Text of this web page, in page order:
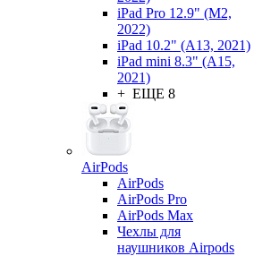
iPad Pro 12.9" (M2,
2022)
iPad 10.2" (A13, 2021)
iPad mini 8.3" (A15,
2021)
+ ЕЩЕ 8
AirPods
AirPods
AirPods Pro
AirPods Max
Чехлы для
наушников Airpods